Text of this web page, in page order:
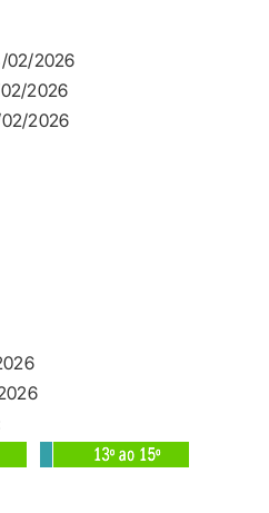
02/2026
2026
2026